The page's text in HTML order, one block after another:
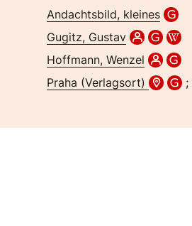
Andachtsbild, kleines
Gugitz, Gustav
Hoffmann, Wenzel
Praha (Verlagsort) ;